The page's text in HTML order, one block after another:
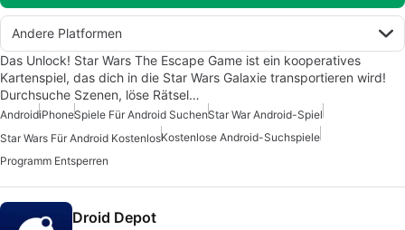
Andere Platformen
Das Unlock! Star Wars The Escape Game ist ein kooperatives
Kartenspiel, das dich in die Star Wars Galaxie transportieren wird!
Durchsuche Szenen, löse Rätsel…
AndroidiPhoneSpiele Für Android SuchenStar War Android-Spiel
Star Wars Für Android KostenlosKostenlose Android-Suchspiele
Programm Entsperren
Droid Depot